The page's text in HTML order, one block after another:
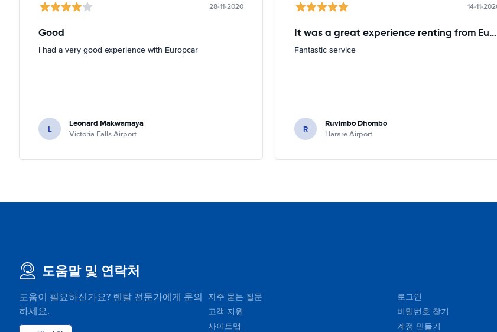
28-11-2020
Good
I had a very good experience with Europcar
L Leonard Makwamaya
Victoria Falls Airport
14-11-
It was a great experience renting from Europcar
Fantastic service
R Ruvimbo Dhombo
Harare Airport
도움말 및 연락처
도움이 필요하신가요? 렌탈 전문가에게 문의
하세요.
자주 묻는 질문
고객 지원
사이트맵
로그인
비밀번호 찾기
계정 만들기